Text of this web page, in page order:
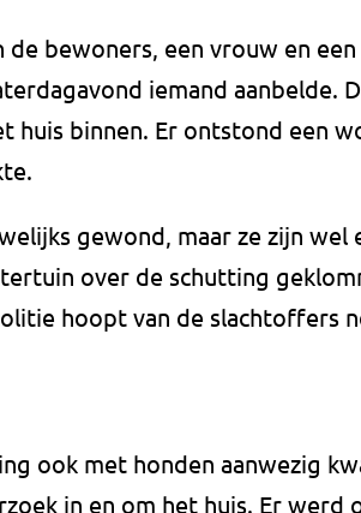
bewoners, een vrouw en
iemand aanbelde.
huis binnen. Er ontstond een
gewond, maar ze zijn wel
over de schutting
hoopt van de slachtoffers
ook met honden aanwezig
in en om het huis. Er werd